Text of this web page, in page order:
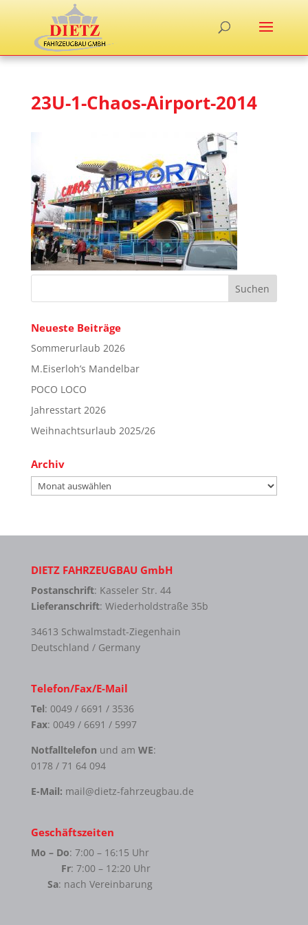
23U-1-Chaos-Airport-2014
Neueste Beiträge
Sommerurlaub 2026
M.Eiserloh’s Mandelbar
POCO LOCO
Jahresstart 2026
Weihnachtsurlaub 2025/26
Archiv
Archiv
DIETZ FAHRZEUGBAU GmbH
Postanschrift: Kasseler Str. 44
Lieferanschrift: Wiederholdstraße 35b
34613 Schwalmstadt-Ziegenhain
Deutschland / Germany
Telefon/Fax/E-Mail
Tel: 0049 / 6691 / 3536
Fax: 0049 / 6691 / 5997
Notfalltelefon und am WE:
0178 / 71 64 094
E-Mail: mail@dietz-fahrzeugbau.de
Geschäftszeiten
Mo – Do: 7:00 – 16:15 Uhr
Fr: 7:00 – 12:20 Uhr
Sa: nach Vereinbarung